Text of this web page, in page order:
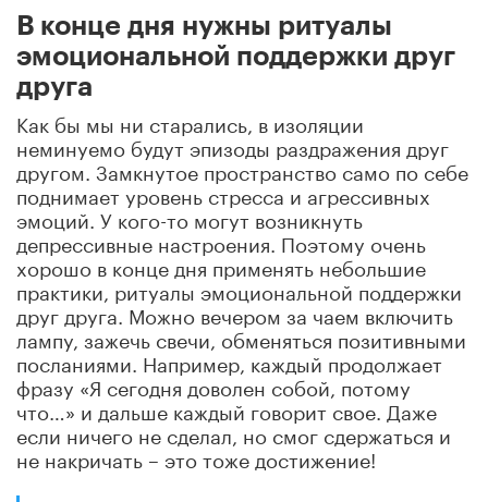
В конце дня нужны ритуалы
эмоциональной поддержки друг
друга
Как бы мы ни старались, в изоляции
неминуемо будут эпизоды раздражения друг
другом. Замкнутое пространство само по себе
поднимает уровень стресса и агрессивных
эмоций. У кого-то могут возникнуть
депрессивные настроения. Поэтому очень
хорошо в конце дня применять небольшие
практики, ритуалы эмоциональной поддержки
друг друга. Можно вечером за чаем включить
лампу, зажечь свечи, обменяться позитивными
посланиями. Например, каждый продолжает
фразу «Я сегодня доволен собой, потому
что…» и дальше каждый говорит свое. Даже
если ничего не сделал, но смог сдержаться и
не накричать – это тоже достижение!